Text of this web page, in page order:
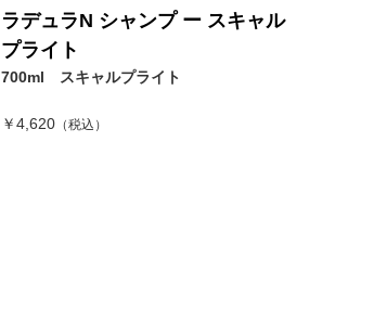
ラデュラN シャンプ ー スキャル
プライト
700ml スキャルプライト
￥4,620 （税込）